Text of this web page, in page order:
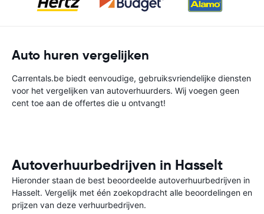
Auto huren vergelijken
Carrentals.be biedt eenvoudige, gebruiksvriendelijke diensten
voor het vergelijken van autoverhuurders. Wij voegen geen
cent toe aan de offertes die u ontvangt!
Autoverhuurbedrijven in Hasselt
Hieronder staan de best beoordeelde autoverhuurbedrijven in
Hasselt. Vergelijk met één zoekopdracht alle beoordelingen en
prijzen van deze verhuurbedrijven.